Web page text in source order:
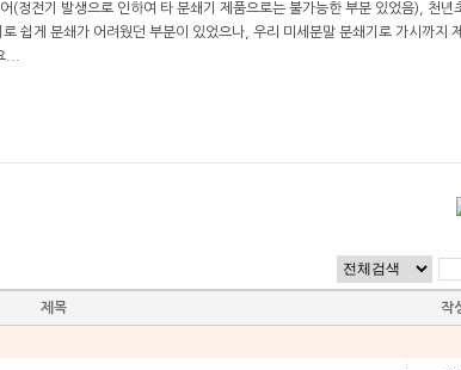
(정전기 발생으로 인하여 타 분쇄기 제품으로는 불가능한 부분 있었음), 천년
쉽게 분쇄가 어려웠던 부분이 있었으나, 우리 미세분말 분쇄기로 가시까지
...
제목 작